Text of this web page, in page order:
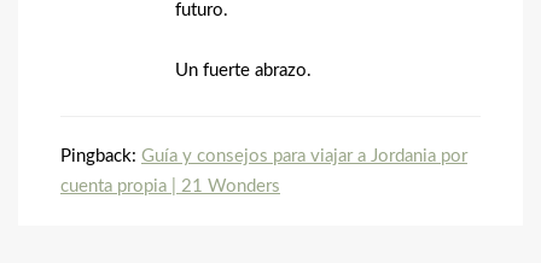
futuro.
Un fuerte abrazo.
Pingback: Guía y consejos para viajar a Jordania por
cuenta propia | 21 Wonders